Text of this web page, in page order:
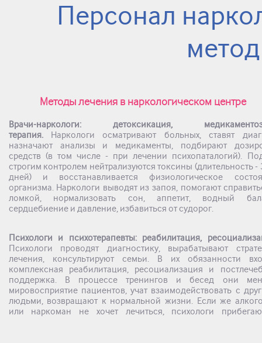
Персонал
Методы лечения в наркологическом центре
Врачи-наркологи: детоксикация,
терапия. Наркологи осматривают больных, ставят
назначают анализы и медикаменты, подбирают
средств (в том числе - при лечении психопаталогий).
строгим контролем нейтрализуются токсины (длительность -
дней) и восстанавливается физиологическое
организма. Наркологи выводят из запоя, помогают
ломкой, нормализовать сон, аппетит, водный
сердцебиение и давление, избавиться от судорог.
Психологи и психотерапевты: реабилитация,
Психологи проводят диагностику, вырабатывают
лечения, консультируют семьи. В их обязанности
комплексная реабилитация, ресоциализация и
поддержка. В процессе тренингов и бесед они
мировосприятие пациентов, учат взаимодействовать с
людьми, возвращают к нормальной жизни. Если же
или наркоман не хочет лечиться, психологи